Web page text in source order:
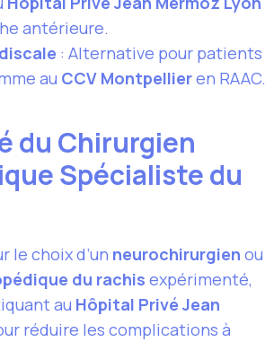
antérieure.
: Alternative pour patients
au CCV Montpellieren RAAC.
du Chirurgien
Spécialiste du
le choix d’un neurochirurgien ou
du rachis expérimenté,
au Hôpital Privé Jean
réduire les complications à